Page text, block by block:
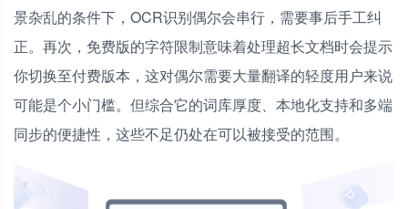
景杂乱的条件下，OCR识别偶尔会串行，需要事后手工纠
正。再次，免费版的字符限制意味着处理超长文档时会提示
你切换至付费版本，这对偶尔需要大量翻译的轻度用户来说
可能是个小门槛。但综合它的词库厚度、本地化支持和多端
同步的便捷性，这些不足仍处在可以被接受的范围。